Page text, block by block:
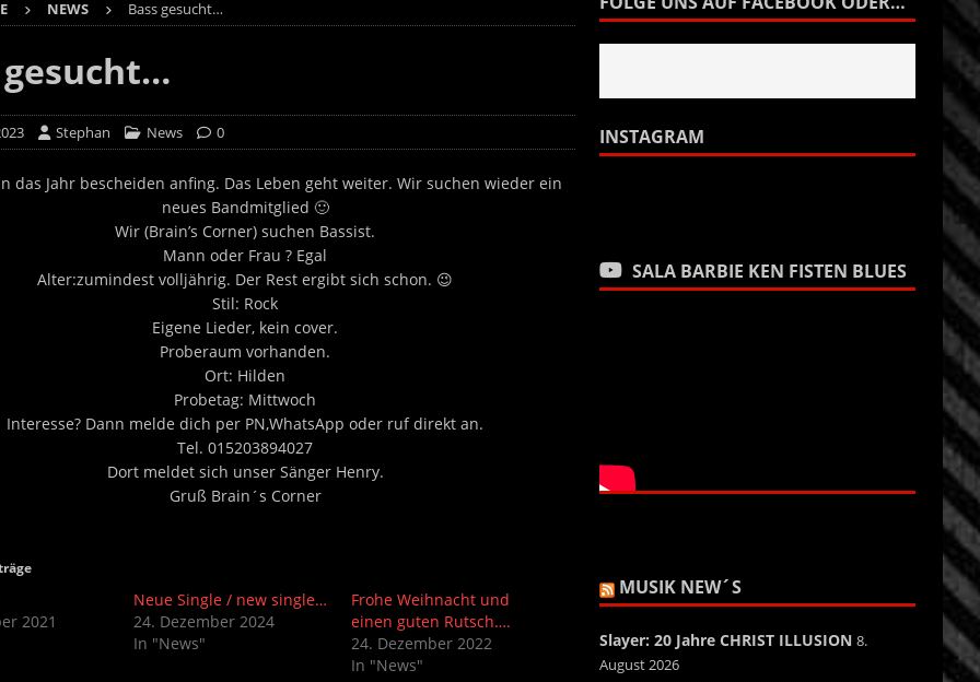
NEWS Bass gesucht…
gesucht…
Stephan News 0
das Jahr bescheiden anfing. Das Leben geht weiter. Wir suchen wieder ein
neues Bandmitglied 🙂
Wir (Brain’s Corner) suchen Bassist.
Mann oder Frau ? Egal
Alter:zumindest volljährig. Der Rest ergibt sich schon. 😉
Stil: Rock
Eigene Lieder, kein cover.
Proberaum vorhanden.
Ort: Hilden
Probetag: Mittwoch
Interesse? Dann melde dich per PN,WhatsApp oder ruf direkt an.
Tel. 015203894027
Dort meldet sich unser Sänger Henry.
Gruß Brain´s Corner
2021
Neue Single / new single…
24. Dezember 2024
In "News"
Frohe Weihnacht und
einen guten Rutsch….
24. Dezember 2022
In "News"
INSTAGRAM
SALA BARBIE KEN FISTEN BLUES
MUSIK NEW´S
Slayer: 20 Jahre CHRIST ILLUSION 8.
August 2026